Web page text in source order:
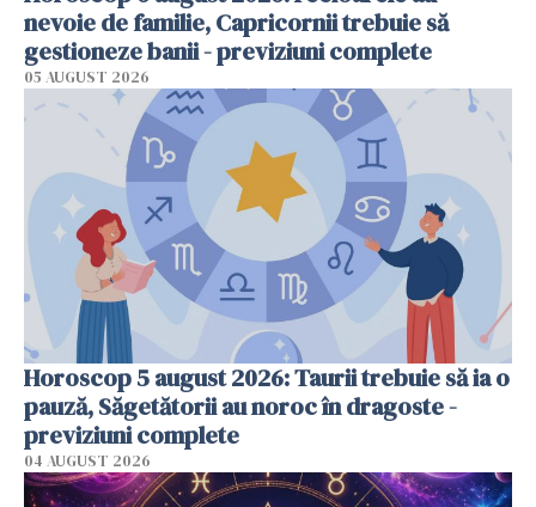
nevoie de familie, Capricornii trebuie să
gestioneze banii - previziuni complete
05 AUGUST 2026
Horoscop 5 august 2026: Taurii trebuie să ia o
pauză, Săgetătorii au noroc în dragoste -
previziuni complete
04 AUGUST 2026